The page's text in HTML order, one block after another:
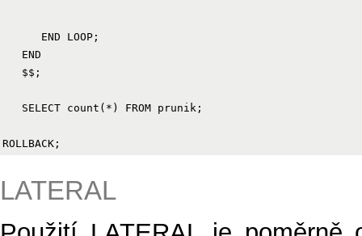
      END LOOP;
   END
   $$;
   SELECT count(*) FROM prunik;
LATERAL